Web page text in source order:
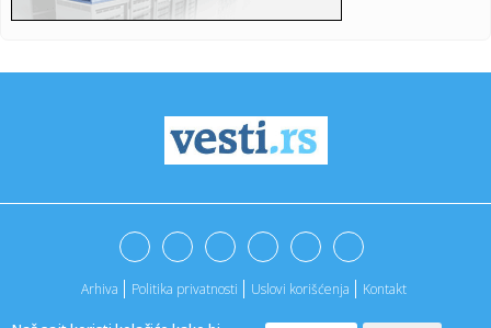
20:53:Meloni "na udaru"
Terzić napušta Austriju – čeka ga povratnik u Seriju A
Cvijanović: Grad u znaku vjere, tradicije i zajedništva
20:37:BLAGOJEVIĆ ODUZEO BODOVE FAVORITU: Akron zaključao
Arhiva Politika privatnosti Uslovi korišćenja Kontakt